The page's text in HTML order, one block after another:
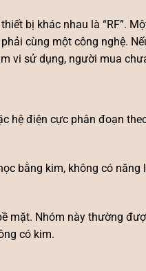
bị khác nhau là “RF”.
cùng một công nghệ.
vi sử dụng, người mua
hệ điện cực phân đoạn
bằng kim, không có
mặt. Nhóm này thường
có kim.